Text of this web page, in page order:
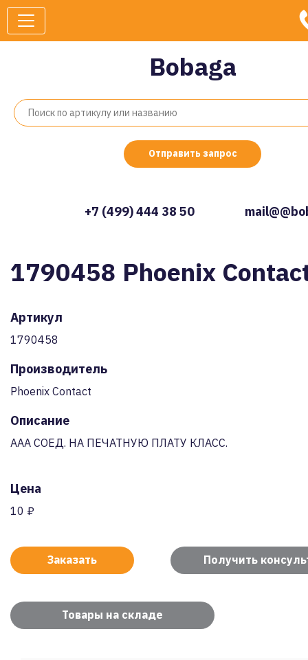
Bobaga
Отправить запрос
+7 (499) 444 38 50
1790458 Phoenix
Артикул
1790458
Производитель
Phoenix Contact
Описание
AAA СОЕД. НА ПЕЧАТНУЮ ПЛАТУ КЛАСС.
Цена
10 ₽
Заказать Получить
Товары на складе